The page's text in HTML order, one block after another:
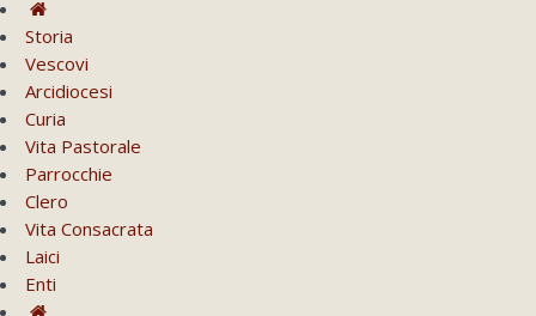
Storia
Vescovi
Arcidiocesi
Curia
Vita Pastorale
Parrocchie
Clero
Vita Consacrata
Laici
Enti